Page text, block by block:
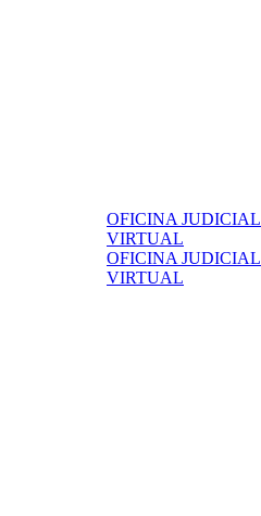
OFICINA JUDICIAL
VIRTUAL
OFICINA JUDICIAL
VIRTUAL